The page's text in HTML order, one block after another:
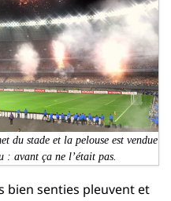
du stade et la pelouse est vendue
: avant ça ne l’était pas.
bien senties pleuvent et